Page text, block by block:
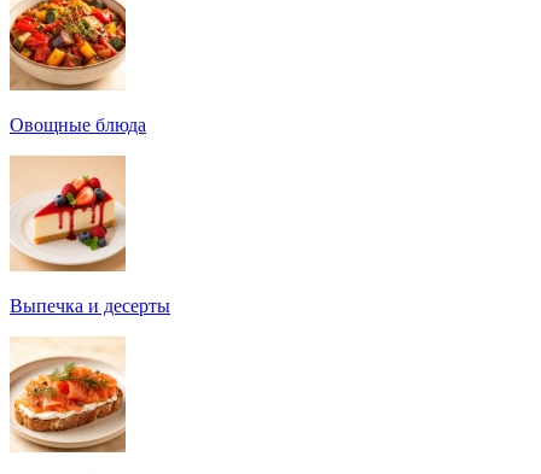
Овощные блюда
Выпечка и десерты